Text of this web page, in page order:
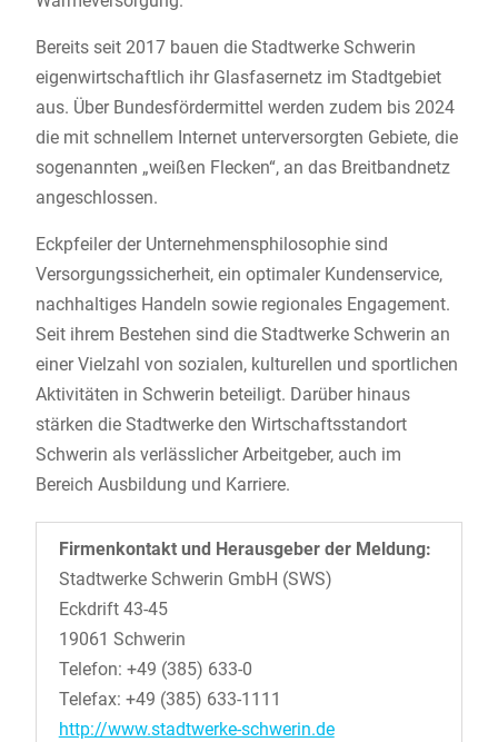
Bereits seit 2017 bauen die Stadtwerke Schwerin
eigenwirtschaftlich ihr Glasfasernetz im Stadtgebiet
aus. Über Bundesfördermittel werden zudem bis 2024
die mit schnellem Internet unterversorgten Gebiete, die
sogenannten „weißen Flecken“, an das Breitbandnetz
angeschlossen.
Eckpfeiler der Unternehmensphilosophie sind
Versorgungssicherheit, ein optimaler Kundenservice,
nachhaltiges Handeln sowie regionales Engagement.
Seit ihrem Bestehen sind die Stadtwerke Schwerin an
einer Vielzahl von sozialen, kulturellen und sportlichen
Aktivitäten in Schwerin beteiligt. Darüber hinaus
stärken die Stadtwerke den Wirtschaftsstandort
Schwerin als verlässlicher Arbeitgeber, auch im
Bereich Ausbildung und Karriere.
Firmenkontakt und Herausgeber der Meldung:
Stadtwerke Schwerin GmbH (SWS)
Eckdrift 43-45
19061 Schwerin
Telefon: +49 (385) 633-0
Telefax: +49 (385) 633-1111
http://www.stadtwerke-schwerin.de